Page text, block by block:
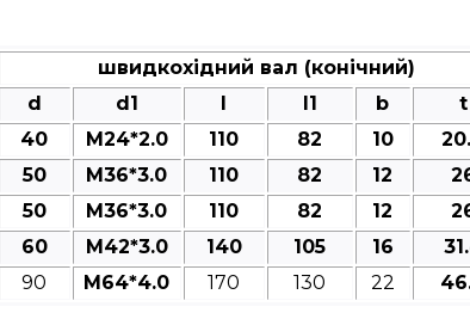
швидкохідний вал (конічний)
d
d1 l l1 b
t
40 M24*2.0 110 82 10
50 M36*3.0 110 82 12
50 M36*3.0 110 82 12
60 M42*3.0 140 105 16
90 M64*4.0 170 130 22